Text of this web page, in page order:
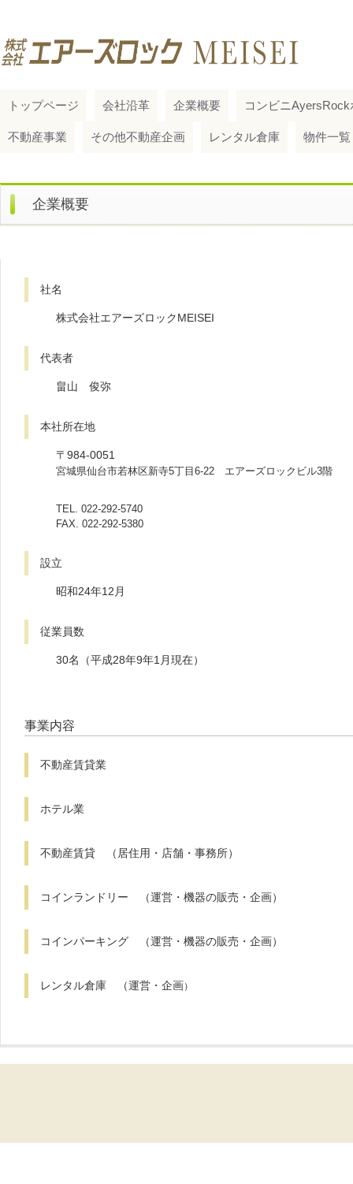
トップページ 会社沿革 企業概要 コンビニ
不動産事業 その他不動産企画 レンタル倉庫 物件一覧
企業概要
社名
株式会社エアーズロックMEISEI
代表者
畠山 俊弥
本社所在地
〒984-0051
宮城県仙台市若林区新寺5丁目6-22 エアーズロックビル3階
TEL. 022-292-5740
FAX. 022-292-5380
設立
昭和24年12月
従業員数
30名（平成28年9年1月現在）
事業内容
不動産賃貸業
ホテル業
不動産賃貸 （居住用・店舗・事務所）
コインランドリー （運営・機器の販売・企画）
コインパーキング （運営・機器の販売・企画）
レンタル倉庫 （運営・企画）